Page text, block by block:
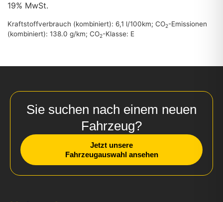
19% MwSt.
Kraftstoffverbrauch (kombiniert): 6,1 l/100km; CO2-Emissionen
(kombiniert): 138.0 g/km; CO2-Klasse: E
Sie suchen nach einem neuen
Fahrzeug?
Jetzt unsere
Fahrzeugauswahl ansehen